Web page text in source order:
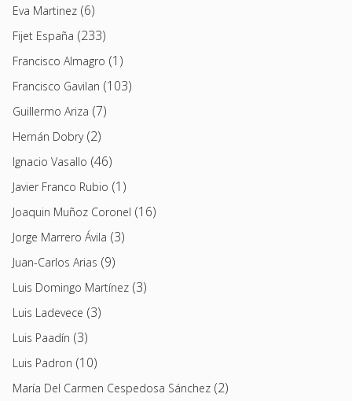
Eva Martinez (6)
Fijet España (233)
Francisco Almagro (1)
Francisco Gavilan (103)
Guillermo Ariza (7)
Hernán Dobry(2)
Ignacio Vasallo (46)
Javier Franco Rubio (1)
Joaquin Muñoz Coronel (16)
Jorge Marrero Ávila (3)
Juan-Carlos Arias (9)
Luis Domingo Martínez (3)
Luis Ladevece (3)
Luis Paadín (3)
Luis Padron (10)
María Del Carmen Cespedosa Sánchez (2)